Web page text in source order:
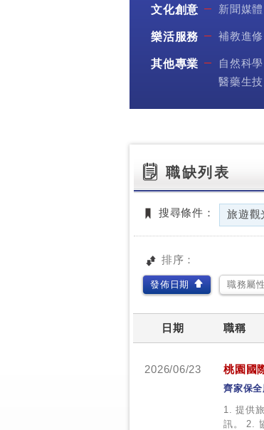
文化創意 新聞媒體
樂活服務 補教進修
其他專業 自然科學
醫藥生技
職缺列表
搜尋條件： 旅遊觀
排序：
發佈日期 職務屬性
日期 職稱
2026/06/23 桃園國
齊家保
1. 提供
訊。 2.